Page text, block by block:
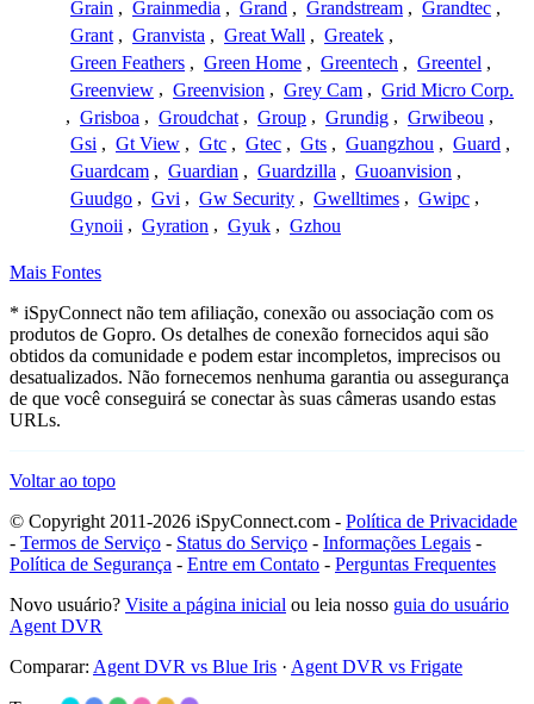
Grain , Grainmedia , Grand , Grandstream , Grandtec ,
Grant , Granvista , Great Wall , Greatek ,
Green Feathers , Green Home , Greentech , Greentel ,
Greenview , Greenvision , Grey Cam , Grid Micro Corp.
, Grisboa , Groudchat , Group , Grundig , Grwibeou ,
Gsi , Gt View , Gtc , Gtec , Gts , Guangzhou , Guard ,
Guardcam , Guardian , Guardzilla , Guoanvision ,
Guudgo , Gvi , Gw Security , Gwelltimes , Gwipc ,
Gynoii , Gyration , Gyuk , Gzhou
Mais Fontes
* iSpyConnect não tem afiliação, conexão ou associação com os
produtos de Gopro. Os detalhes de conexão fornecidos aqui são
obtidos da comunidade e podem estar incompletos, imprecisos ou
desatualizados. Não fornecemos nenhuma garantia ou assegurança
de que você conseguirá se conectar às suas câmeras usando estas
URLs.
Voltar ao topo
© Copyright 2011-2026 iSpyConnect.com - Política de Privacidade
- Termos de Serviço - Status do Serviço - Informações Legais -
Política de Segurança - Entre em Contato - Perguntas Frequentes
Novo usuário? Visite a página inicial ou leia nosso guia do usuário
Agent DVR
Comparar: Agent DVR vs Blue Iris · Agent DVR vs Frigate